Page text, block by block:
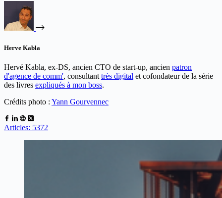
Herve Kabla
Hervé Kabla, ex-DS, ancien CTO de start-up, ancien patron
d'agence de comm', consultant très digital et cofondateur de la série
des livres expliqués à mon boss.
Crédits photo : Yann Gourvennec
Articles: 5372